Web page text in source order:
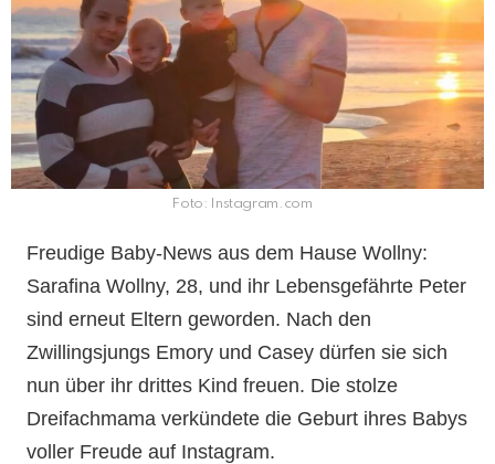
Foto: Instagram.com
Freudige Baby-News aus dem Hause Wollny:
Sarafina Wollny, 28, und ihr Lebensgefährte Peter
sind erneut Eltern geworden. Nach den
Zwillingsjungs Emory und Casey dürfen sie sich
nun über ihr drittes Kind freuen. Die stolze
Dreifachmama verkündete die Geburt ihres Babys
voller Freude auf Instagram.